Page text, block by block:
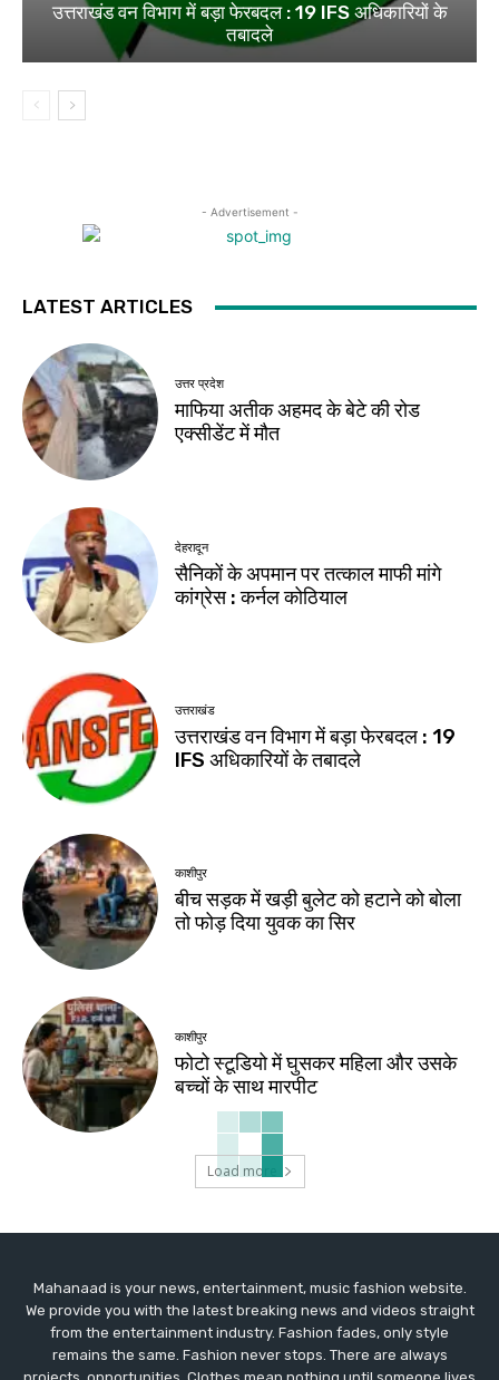
उत्तराखंड वन विभाग में बड़ा फेरबदल : 19 IFS अधिकारियों के
तबादले
- Advertisement -
LATEST ARTICLES
उत्तर प्रदेश
माफिया अतीक अहमद के बेटे की रोड
एक्सीडेंट में मौत
देहरादून
सैनिकों के अपमान पर तत्काल माफी मांगे
कांग्रेस : कर्नल कोठियाल
उत्तराखंड
उत्तराखंड वन विभाग में बड़ा फेरबदल : 19
IFS अधिकारियों के तबादले
काशीपुर
बीच सड़क में खड़ी बुलेट को हटाने को बोला
तो फोड़ दिया युवक का सिर
काशीपुर
फोटो स्टूडियो में घुसकर महिला और उसके
बच्चों के साथ मारपीट
Load more
Mahanaad is your news, entertainment, music fashion website.
We provide you with the latest breaking news and videos straight
from the entertainment industry. Fashion fades, only style
remains the same. Fashion never stops. There are always